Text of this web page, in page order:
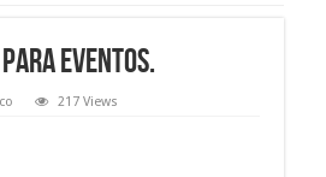
EVENTOS.
217 Views